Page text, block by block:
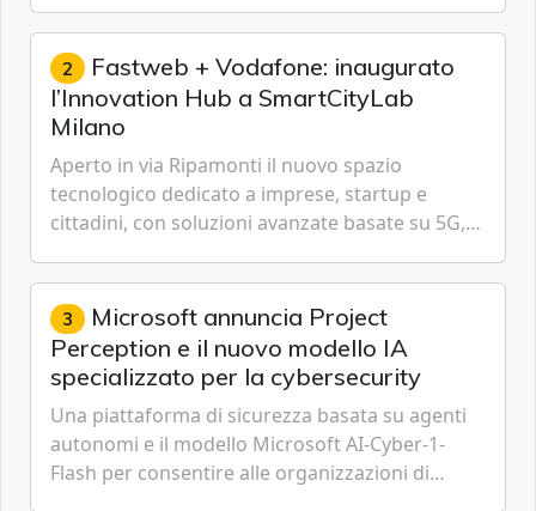
2 Fastweb + Vodafone: inaugurato
l’Innovation Hub a SmartCityLab
Milano
Aperto in via Ripamonti il nuovo spazio
tecnologico dedicato a imprese, startup e
cittadini, con soluzioni avanzate basate su 5G,
Cybersecurity.
3 Microsoft annuncia Project
Perception e il nuovo modello IA
specializzato per la cybersecurity
Una piattaforma di sicurezza basata su agenti
autonomi e il modello Microsoft AI-Cyber-1-
Flash per consentire alle organizzazioni di